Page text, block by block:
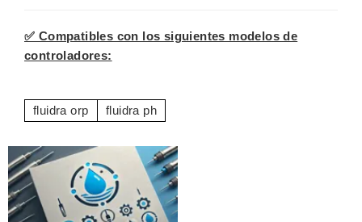
✅ Compatibles con los siguientes modelos de
controladores:
fluidra orp fluidra ph